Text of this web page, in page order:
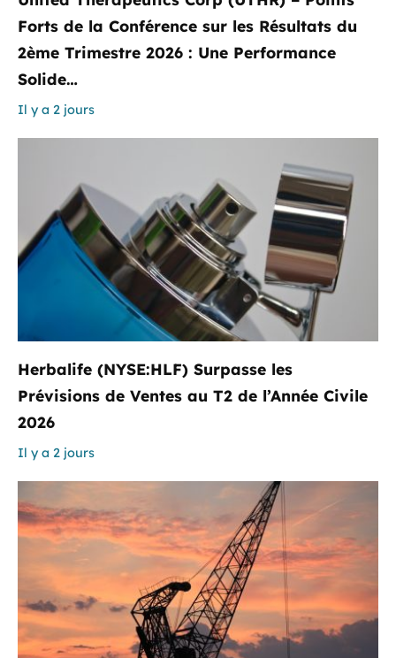
Forts de la Conférence sur les Résultats du
2ème Trimestre 2026 : Une Performance
Solide…
Il y a 2 jours
Herbalife (NYSE:HLF) Surpasse les
Prévisions de Ventes au T2 de l’Année Civile
2026
Il y a 2 jours